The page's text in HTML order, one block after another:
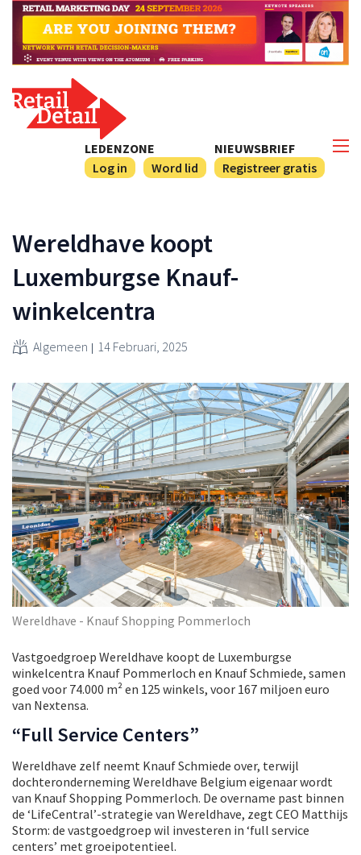
NIEUWSBRIEF
Registreer gratis
LEDENZONE
Log in
Word lid
Wereldhave koopt
Luxemburgse Knauf-
winkelcentra
Algemeen 14 Februari, 2025
Wereldhave - Knauf Shopping Pommerloch
Vastgoedgroep Wereldhave koopt de Luxemburgse
winkelcentra Knauf Pommerloch en Knauf Schmiede, samen
goed voor 74.000 m² en 125 winkels, voor 167 miljoen euro
van Nextensa.
“Full Service Centers”
Wereldhave zelf neemt Knauf Schmiede over, terwijl
dochteronderneming Wereldhave Belgium eigenaar wordt
van Knauf Shopping Pommerloch. De overname past binnen
de ‘LifeCentral’-strategie van Wereldhave, zegt CEO Matthijs
Storm: de vastgoedgroep wil investeren in ‘full service
centers’ met groeipotentieel.